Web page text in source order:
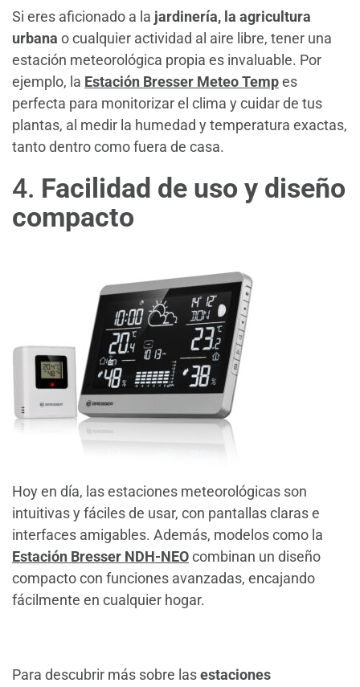
Si eres aficionado a la jardinería, la agricultura
urbana o cualquier actividad al aire libre, tener una
estación meteorológica propia es invaluable. Por
ejemplo, la Estación Bresser Meteo Tempes
perfecta para monitorizar el clima y cuidar de tus
plantas, al medir la humedad y temperatura exactas,
tanto dentro como fuera de casa​.
4. Facilidad de uso y diseño
compacto
Hoy en día, las estaciones meteorológicas son
intuitivas y fáciles de usar, con pantallas claras e
interfaces amigables. Además, modelos como la
Estación Bresser NDH-NEOcombinan un diseño
compacto con funciones avanzadas, encajando
fácilmente en cualquier hogar​.
Para descubrir más sobre lasestaciones